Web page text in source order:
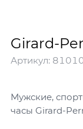
Girard-
Артикул:
Мужские,
часы Girard-